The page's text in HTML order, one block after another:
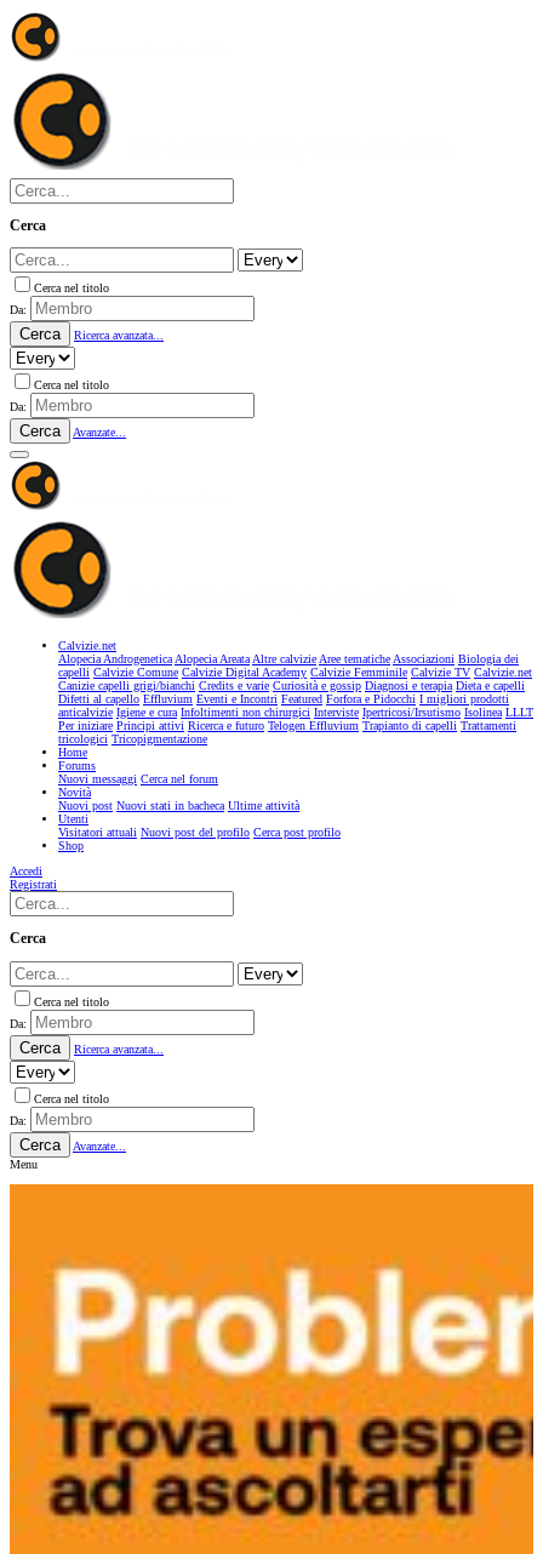
Cerca
Cerca nel titolo
Da:
Cerca Ricerca avanzata...
Cerca nel titolo
Da:
Cerca Avanzate...
Calvizie.net
Alopecia AndrogeneticaAlopecia AreataAltre calvizieAree tematicheAssociazioni Biologia dei
capelli Calvizie Comune Calvizie Digital Academy Calvizie Femminile Calvizie TV Calvizie.net
Canizie capelli grigi/bianchi Credits e varie Curiosità e gossip Diagnosi e terapia Dieta e capelli
Difetti al capello Effluvium Eventi e Incontri Featured Forfora e Pidocchi I migliori prodotti
anticalvizie Igiene e cura Infoltimenti non chirurgici Interviste Ipertricosi/Irsutismo Isolinea LLLT
Per iniziare Principi attivi Ricerca e futuro Telogen Effluvium Trapianto di capelli Trattamenti
tricologici Tricopigmentazione
Home
Forums
Nuovi messaggi Cerca nel forum
Novità
Nuovi post Nuovi stati in bacheca Ultime attività
Utenti
Visitatori attuali Nuovi post del profilo Cerca post profilo
Shop
Accedi
Registrati
Cerca
Cerca nel titolo
Da:
Cerca Ricerca avanzata...
Cerca nel titolo
Da:
Cerca
Avanzate...
Menu